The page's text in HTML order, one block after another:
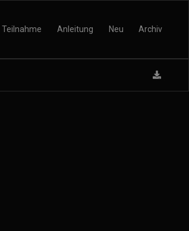
Teilnahme Anleitung Neu Archiv